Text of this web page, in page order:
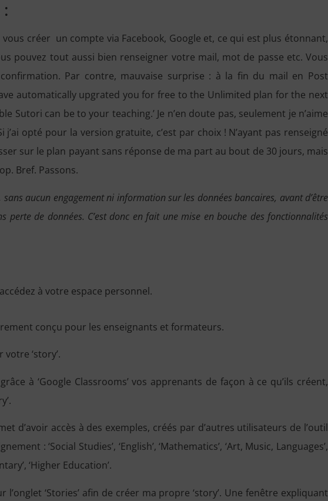
créer un compte via Facebook, Google et, ce qui est plus étonnant,
pouvez tout aussi bien renseigner votre mail, mot de passe etc. Vous
Par contre, mauvaise surprise : à la fin du mail en Post
automatically upgrated you for free to the Unlimited plan for the next
Sutori can be to your teaching.’ Je n’en doute pas, seulement je n’aime
j’ai opté pour la version gratuite, c’est par choix ! N’ayant pas renseigné
sur le plan payant sans réponse de ma part au bout de 30 jours, mais
Bref. Passons.
aucun engagement ni information sur les données bancaires, avant d’être
perte de données. C’est donc en fait une mise en bouche des fonctionnalités
à votre espace personnel.
conçu pour les enseignants et formateurs.
‘story’.
à ‘Google Classrooms’ vos apprenants de façon à ce qu’ils créent,
d’avoir accès à des exemples, créés par d’autres utilisateurs de l’outil
: ‘Social Studies’, ‘English’, ‘Mathematics’, ‘Art, Music, Languages’,
‘Higher Education’.
‘Stories’ afin de créer ma propre ‘story’. Une fenêtre expliquant